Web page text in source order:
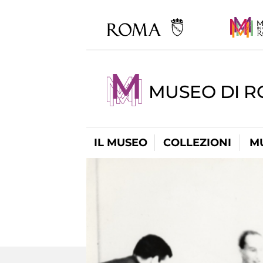
MUSEO DI
IL MUSEO COLLEZIONI